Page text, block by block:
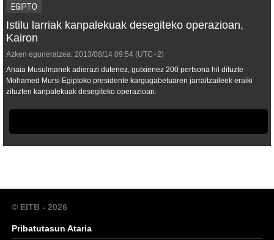
EGIPTO
Istilu larriak kanpalekuak desegiteko operazioan,
Kairon
Azken eguneratzea: 2013/08/14 09:54 (UTC+2)
Anaia Musulmanek adierazi dutenez, gutxienez 200 pertsona hil dituzte
Mohamed Mursi Egiptoko presidente kargugabetuaren jarraitzaileek eraiki
zituzten kanpalekuak desegiteko operazioan.
© EITB - 2026
Pribatutasun Ataria